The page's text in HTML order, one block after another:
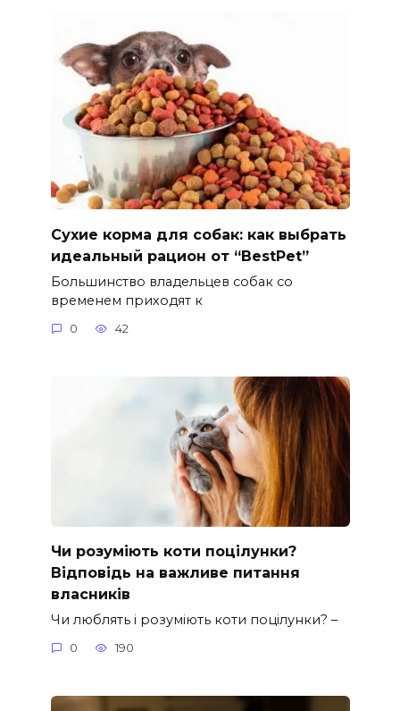
Сухие корма для собак: как выбрать
идеальный рацион от “BestPet”
Большинство владельцев собак со
временем приходят к
0 42
Чи розуміють коти поцілунки?
Відповідь на важливе питання
власників
Чи люблять і розуміють коти поцілунки? –
0 190